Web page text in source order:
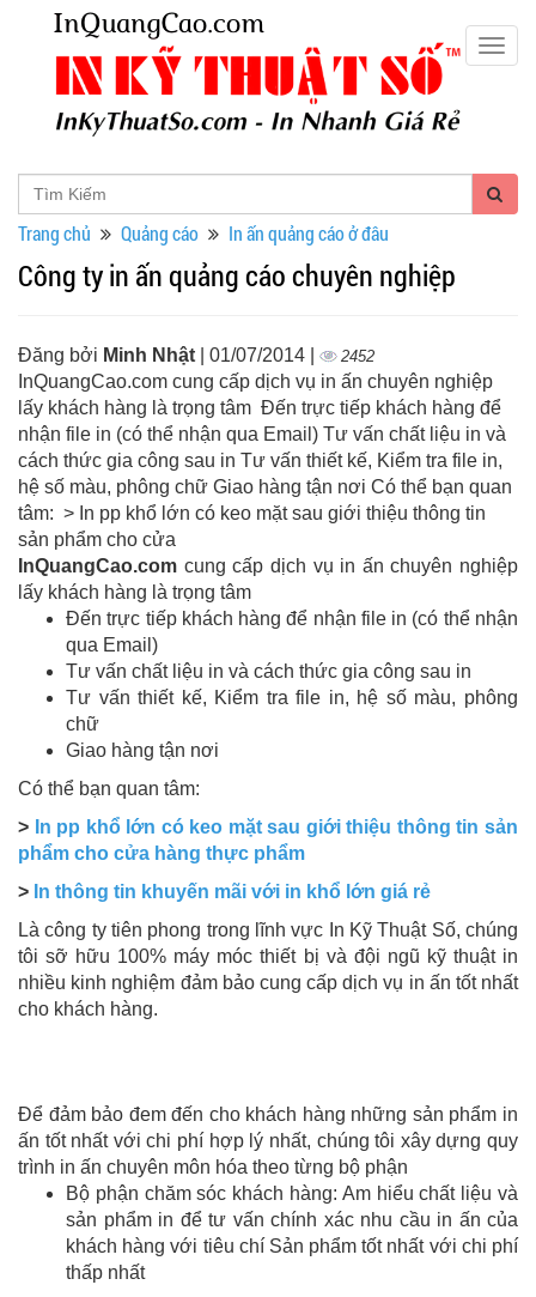
Trang chủ Quảng cáo In ấn quảng cáo ở đâu
Công ty in ấn quảng cáo chuyên nghiệp
Đăng bởi Minh Nhật | 01/07/2014 | 2452
InQuangCao.com cung cấp dịch vụ in ấn chuyên nghiệp
lấy khách hàng là trọng tâm Đến trực tiếp khách hàng để
nhận file in (có thể nhận qua Email) Tư vấn chất liệu in và
cách thức gia công sau in Tư vấn thiết kế, Kiểm tra file in,
hệ số màu, phông chữ Giao hàng tận nơi Có thể bạn quan
tâm: > In pp khổ lớn có keo mặt sau giới thiệu thông tin
sản phẩm cho cửa
InQuangCao.com cung cấp dịch vụ in ấn chuyên nghiệp
lấy khách hàng là trọng tâm
Đến trực tiếp khách hàng để nhận file in (có thể nhận
qua Email)
Tư vấn chất liệu in và cách thức gia công sau in
Tư vấn thiết kế, Kiểm tra file in, hệ số màu, phông
chữ
Giao hàng tận nơi
Có thể bạn quan tâm:
> In pp khổ lớn có keo mặt sau giới thiệu thông tin sản
phẩm cho cửa hàng thực phẩm
> In thông tin khuyến mãi với in khổ lớn giá rẻ
Là công ty tiên phong trong lĩnh vực In Kỹ Thuật Số, chúng
tôi sỡ hữu 100% máy móc thiết bị và đội ngũ kỹ thuật in
nhiều kinh nghiệm đảm bảo cung cấp dịch vụ in ấn tốt nhất
cho khách hàng.
Để đảm bảo đem đến cho khách hàng những sản phẩm in
ấn tốt nhất với chi phí hợp lý nhất, chúng tôi xây dựng quy
trình in ấn chuyên môn hóa theo từng bộ phận
Bộ phận chăm sóc khách hàng: Am hiểu chất liệu và
sản phẩm in để tư vấn chính xác nhu cầu in ấn của
khách hàng với tiêu chí Sản phẩm tốt nhất với chi phí
thấp nhất